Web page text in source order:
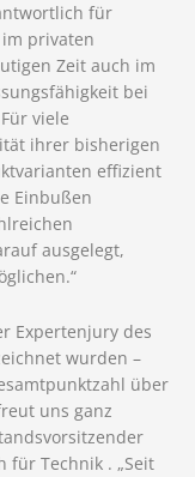
für
privaten
Zeit auch im
bei
viele
ihrer bisherigen
effizient
Einbußen
ausgelegt,
Expertenjury des
wurden –
über
uns ganz
für Technik . „Seit